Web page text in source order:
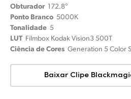
Obturador 172.8°
Ponto Branco 5000K
Tonalidade 5
LUT Filmbox Kodak Vision3 500T
Ciência de Cores Generation 5 Color
Baixar Clipe